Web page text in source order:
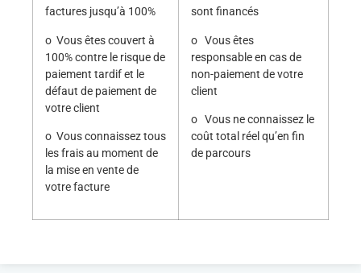
factures jusqu’à 100%
o Vous êtes couvert à
100% contre le risque de
paiement tardif et le
défaut de paiement de
votre client
o Vous connaissez tous
les frais au moment de
la mise en vente de
votre facture
sont financés
o Vous êtes
responsable en cas de
non-paiement de votre
client
o Vous ne connaissez le
coût total réel qu’en fin
de parcours